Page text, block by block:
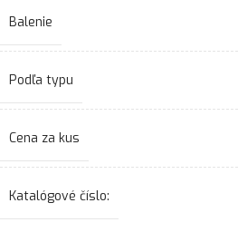
Balenie
Podľa typu
Cena za kus
Katalógové číslo: